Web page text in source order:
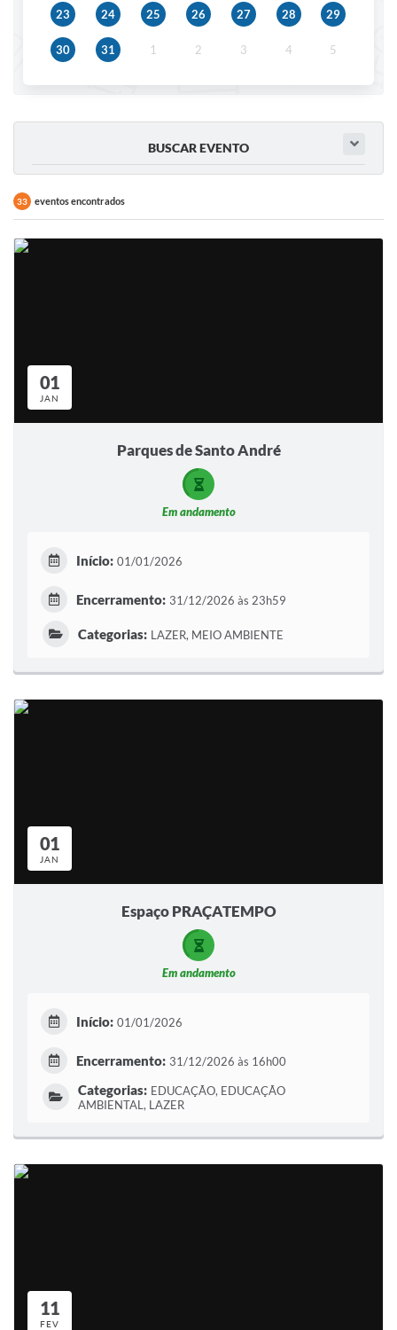
Legislação
Lei de acesso à informação
Portal da Educação
Autarquias
23 24 25 26 27 28 29
30 31 1 2 3 4 5
BUSCAR EVENTO
33 eventos encontrados
01
JAN
Parques de Santo André
Em andamento
Início: 01/01/2026
Encerramento: 31/12/2026 às 23h59
Categorias: LAZER, MEIO AMBIENTE
01
JAN
Espaço PRAÇATEMPO
Em andamento
Início: 01/01/2026
Encerramento: 31/12/2026 às 16h00
Categorias: EDUCAÇÃO, EDUCAÇÃO
AMBIENTAL, LAZER
11
FEV